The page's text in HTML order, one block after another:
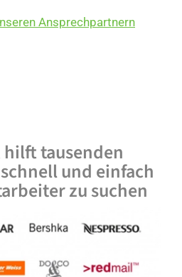
Ansprechpartnern
tausenden
und einfach
zu suchen